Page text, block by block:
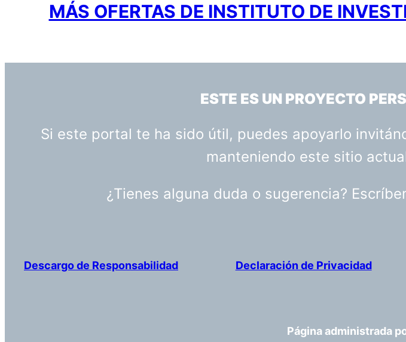
MÁS OFERTAS DE INSTITUTO DE
ESTE ES UN PROYECTO
Si este portal te ha sido útil, puedes apoyarlo
manteniendo este sitio
¿Tienes alguna duda o sugerencia?
Descargo de Responsabilidad Declaración de Privacidad
Página administrada